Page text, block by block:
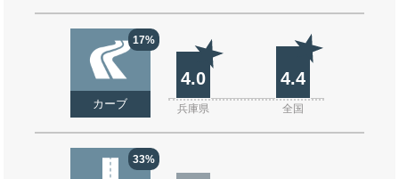
17%
カーブ
4.0 4.4
兵庫県 全国
33%